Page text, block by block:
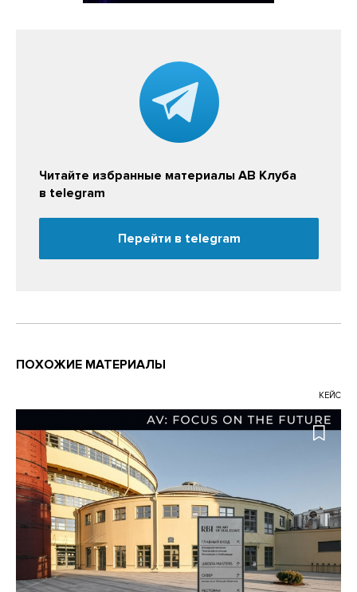
Читайте избранные материалы АВ Клуба
в telegram
Перейти в telegram
ПОХОЖИЕ МАТЕРИАЛЫ
КЕЙС